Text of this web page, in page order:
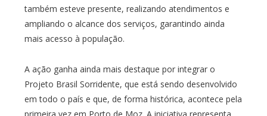
também esteve presente, realizando atendimentos e
ampliando o alcance dos serviços, garantindo ainda
mais acesso à população.
A ação ganha ainda mais destaque por integrar o
Projeto Brasil Sorridente, que está sendo desenvolvido
em todo o país e que, de forma histórica, acontece pela
primeira vez em Porto de Moz. A iniciativa representa